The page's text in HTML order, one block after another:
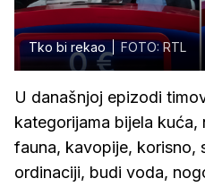
Tko bi rekao FOTO: RTL
U današnjoj epizodi
kategorijama bijela kuća,
fauna, kavopije, korisno,
ordinaciji, budi voda,